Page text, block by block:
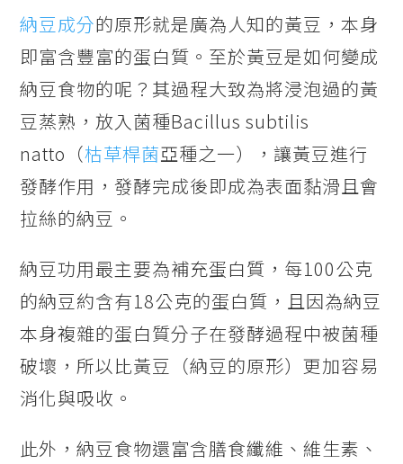
納豆成分的原形就是廣為人知的黃豆，本身
即富含豐富的蛋白質。至於黃豆是如何變成
納豆食物的呢？其過程大致為將浸泡過的黃
豆蒸熟，放入菌種Bacillus subtilis
natto（枯草桿菌亞種之一），讓黃豆進行
發酵作用，發酵完成後即成為表面黏滑且會
拉絲的納豆。
納豆功用最主要為補充蛋白質，每100公克
的納豆約含有18公克的蛋白質，且因為納豆
本身複雜的蛋白質分子在發酵過程中被菌種
破壞，所以比黃豆（納豆的原形）更加容易
消化與吸收。
此外，納豆食物還富含膳食纖維、維生素、